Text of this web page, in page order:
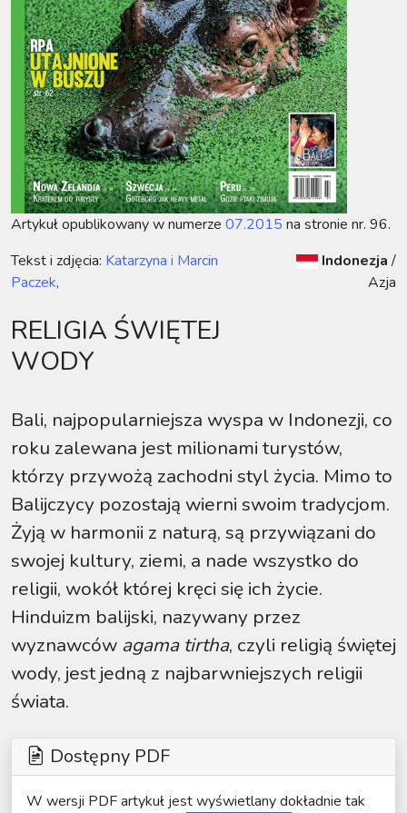
Artykuł opublikowany w numerze 07.2015 na stronie nr. 96.
Tekst i zdjęcia: Katarzyna i Marcin
Paczek,
RELIGIA ŚWIĘTEJ
WODY
Indonezja /
Azja
Bali, najpopularniejsza wyspa w Indonezji, co
roku zalewana jest milionami turystów,
którzy przywożą zachodni styl życia. Mimo to
Balijczycy pozostają wierni swoim tradycjom.
Żyją w harmonii z naturą, są przywiązani do
swojej kultury, ziemi, a nade wszystko do
religii, wokół której kręci się ich życie.
Hinduizm balijski, nazywany przez
wyznawców agama tirtha, czyli religią świętej
wody, jest jedną z najbarwniejszych religii
świata.
Dostępny PDF
W wersji PDF artykuł jest wyświetlany dokładnie tak